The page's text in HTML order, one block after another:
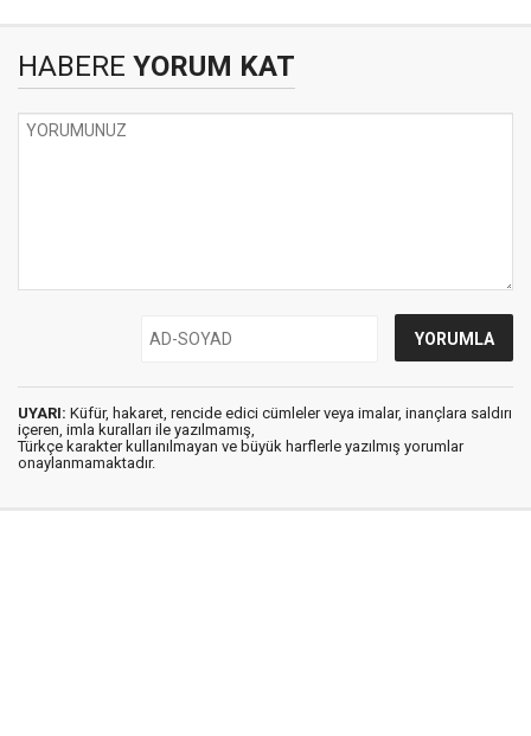
HABERE YORUM KAT
UYARI: Küfür, hakaret, rencide edici cümleler veya imalar, inançlara saldırı
içeren, imla kuralları ile yazılmamış,
Türkçe karakter kullanılmayan ve büyük harflerle yazılmış yorumlar
onaylanmamaktadır.